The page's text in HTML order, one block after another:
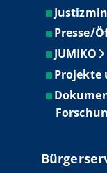
Presse/
JUMIKO
Projekte